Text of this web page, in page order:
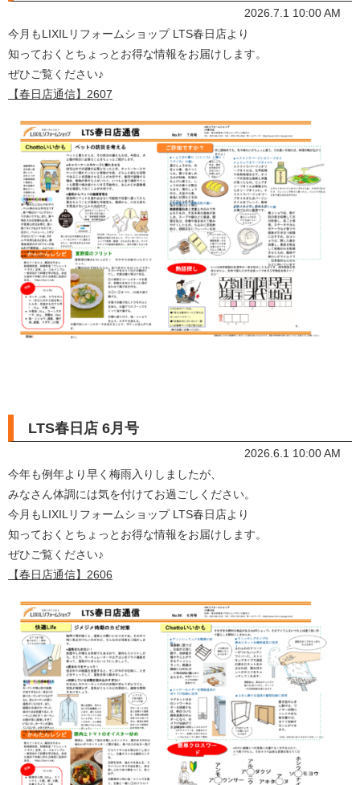
2026.7.1 10:00 AM
今月もLIXILリフォームショップ LTS春日店より
知っておくとちょっとお得な情報をお届けします。
ぜひご覧ください♪
【春日店通信】2607
LTS春日店 6月号
2026.6.1 10:00 AM
今年も例年より早く梅雨入りしましたが、
みなさん体調には気を付けてお過ごしください。
今月もLIXILリフォームショップ LTS春日店より
知っておくとちょっとお得な情報をお届けします。
ぜひご覧ください♪
【春日店通信】2606